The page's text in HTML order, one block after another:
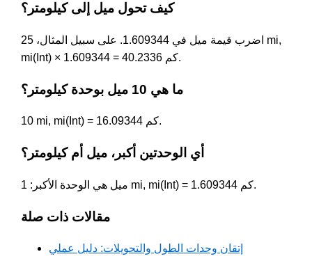
كيف تحول ميل إلى كيلومتر؟
اضرب قيمة ميل في 1.609344. على سبيل المثال، 25 mi,
mi(Int) × 1.609344 = 40.2336 كم.
ما هي 10 ميل بوحدة كيلومتر؟
10 mi, mi(Int) = 16.09344 كم.
أي الوحدتين أكبر، ميل أم كيلومتر؟
ميل هي الوحدة الأكبر: 1 mi, mi(Int) = 1.609344 كم.
مقالات ذات صلة
إتقان وحدات الطول والتحويلات: دليل عملي